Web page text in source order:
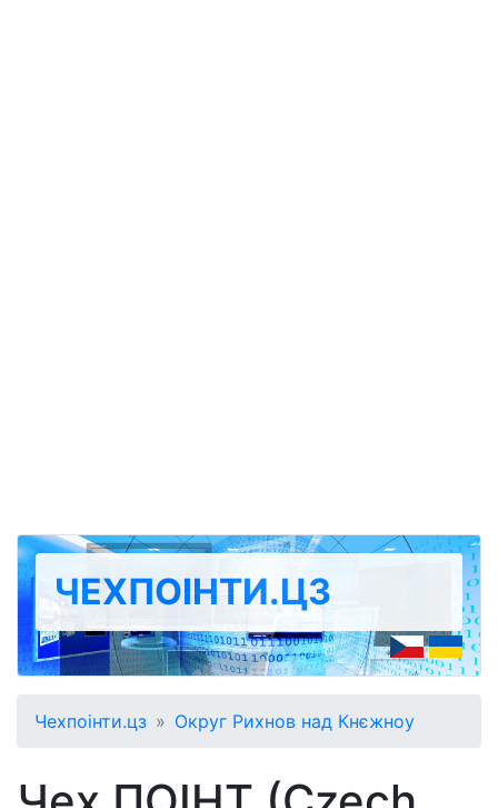
ЧЕХПОІНТИ.ЦЗ
Чехпоінти.цз Округ Рихнов над Кнєжноу